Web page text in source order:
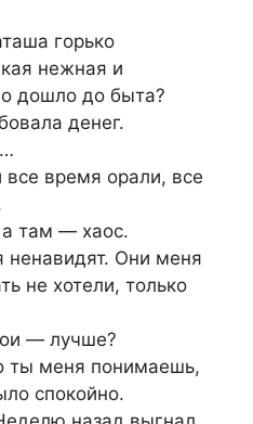
горько
нежная и
дошло до быта?
денег.
время орали, все
там — хаос.
Они меня
не хотели, только
— лучше?
ты меня понимаешь,
спокойно.